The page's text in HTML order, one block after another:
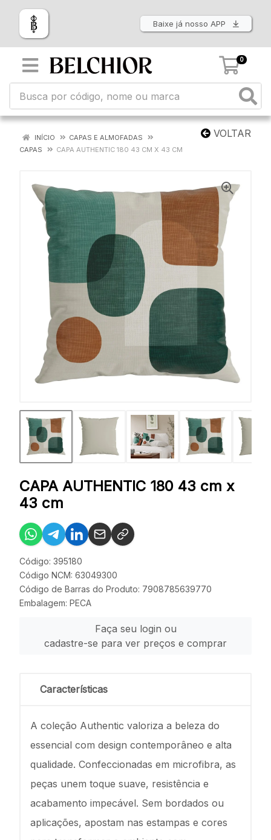
Baixe já nosso APP
0
VOLTAR
INÍCIO
CAPAS E ALMOFADAS
CAPAS
CAPA AUTHENTIC 180 43 CM X 43 CM
CAPA AUTHENTIC 180 43 cm x
43 cm
Código: 395180
Código NCM: 63049300
Código de Barras do Produto: 7908785639770
Embalagem: PECA
Faça seu login ou
cadastre-se para ver preços e comprar
Características
A coleção Authentic valoriza a beleza do
essencial com design contemporâneo e alta
qualidade. Confeccionadas em microfibra, as
peças unem toque suave, resistência e
acabamento impecável. Sem bordados ou
aplicações, apostam nas estampas e cores